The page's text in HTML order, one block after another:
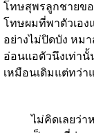
โทษสุพรลูกชายข
โทษผมที่พาตัวเอง
อย่างไม่ปิดบัง หม
อ่อนแอตัวนึงเท่านั้
เหมือนเดิมแต่ทว่า
ไม่คิดเลยว่าหลั